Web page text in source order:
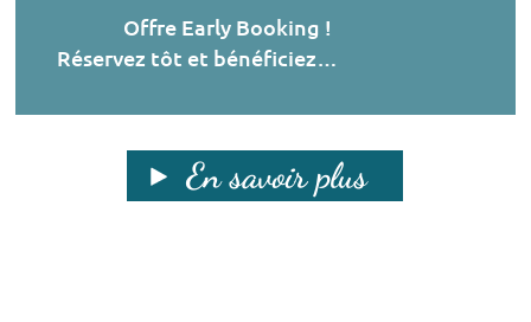
Offre Early Booking !
Réservez tôt et bénéficiez…
En savoir plus